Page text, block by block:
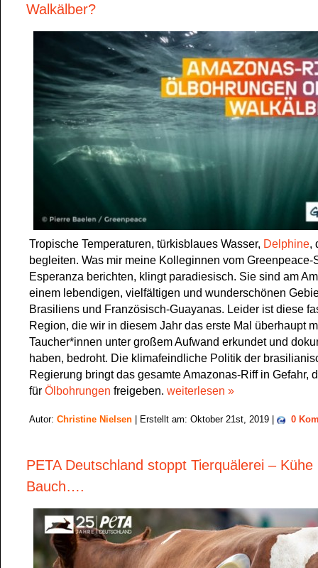
Walkälber?
Tropische Temperaturen, türkisblaues Wasser, Delphine,
begleiten. Was mir meine Kolleginnen vom Greenpeace-
Esperanza berichten, klingt paradiesisch. Sie sind am
einem lebendigen, vielfältigen und wunderschönen
Brasiliens und Französisch-Guayanas. Leider ist diese
Region, die wir in diesem Jahr das erste Mal überhaupt
Taucher*innen unter großem Aufwand erkundet und
haben, bedroht. Die klimafeindliche Politik der
Regierung bringt das gesamte Amazonas-Riff in Gefahr,
für Ölbohrungen freigeben. weiterlesen »
Autor: Christine Nielsen | Erstellt am: Oktober 21st, 2019 | 0
PETA Deutschland stoppt Tierquälerei –
Bauch….